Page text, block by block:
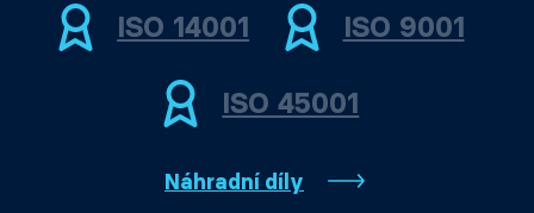
ISO 14001 ISO 9001
ISO 45001
Náhradní díly